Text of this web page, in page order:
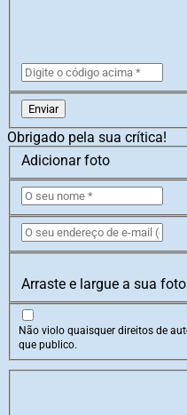
Enviar
Obrigado pela sua crítica!
Adicionar foto
Arraste e largue a sua
Não violo quaisquer direitos de
que publico.